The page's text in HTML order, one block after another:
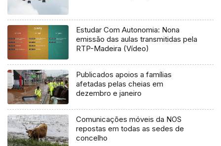
Estudar Com Autonomia: Nona
emissão das aulas transmitidas pela
RTP-Madeira (Vídeo)
Publicados apoios a famílias
afetadas pelas cheias em
dezembro e janeiro
Comunicações móveis da NOS
repostas em todas as sedes de
concelho